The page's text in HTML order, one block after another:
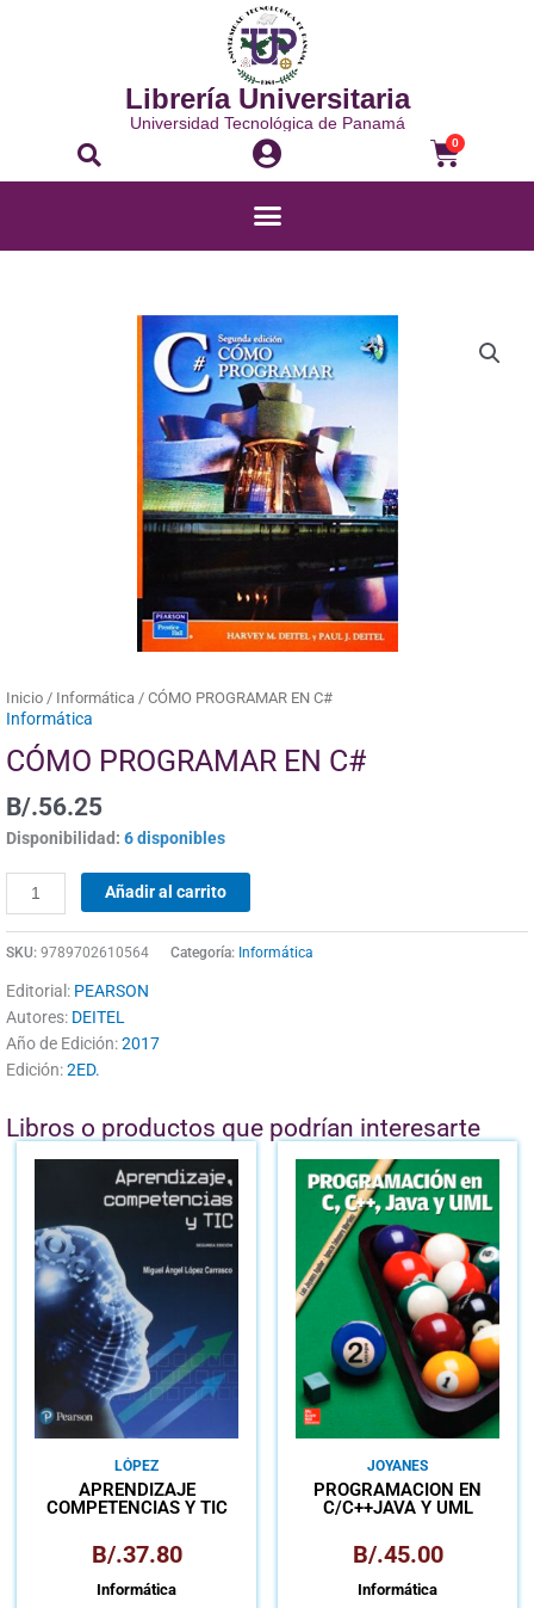
Librería Universitaria
Universidad Tecnológica de Panamá
Buscar 0
Carrito
Menú
Inicio / Informática / CÓMO PROGRAMAR EN C#
Informática
CÓMO PROGRAMAR EN C#
B/.56.25
Disponibilidad: 6 disponibles
Añadir al carrito
SKU: 9789702610564 Categoría: Informática
Editorial: PEARSON
Autores: DEITEL
Año de Edición:2017
Edición:2ED.
Libros o productos que podrían interesarte
LÓPEZ
APRENDIZAJE
COMPETENCIAS Y TIC
B/.37.80
Informática
JOYANES
PROGRAMACIÓN EN
C/C++JAVA Y UML
B/.45.00
Informática